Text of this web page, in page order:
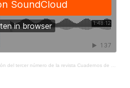
número de la revista Cuadernos de Estrategia: El sentido común punitivo.